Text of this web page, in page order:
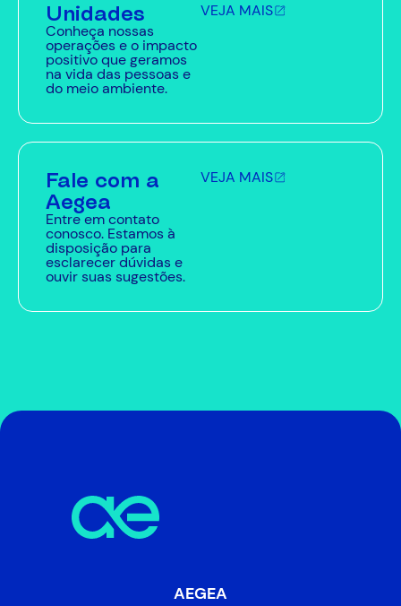
Unidades
Conheça nossas
operações e o impacto
positivo que geramos
na vida das pessoas e
do meio ambiente.
VEJA MAIS
Fale com a
Aegea
Entre em contato
conosco. Estamos à
disposição para
esclarecer dúvidas e
ouvir suas sugestões.
VEJA MAIS
AEGEA